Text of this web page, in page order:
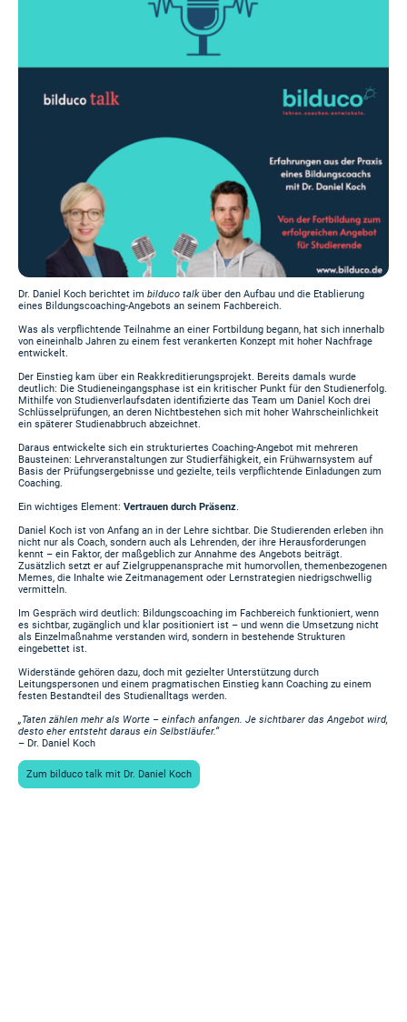
Dr. Daniel Koch berichtet im bilduco talküber den Aufbau und die Etablierung
eines Bildungscoaching-Angebots an seinem Fachbereich.
Was als verpflichtende Teilnahme an einer Fortbildung begann, hat sich innerhalb
von eineinhalb Jahren zu einem fest verankerten Konzept mit hoher Nachfrage
entwickelt.
Der Einstieg kam über ein Reakkreditierungsprojekt. Bereits damals wurde
deutlich: Die Studieneingangsphase ist ein kritischer Punkt für den Studienerfolg.
Mithilfe von Studienverlaufsdaten identifizierte das Team um Daniel Koch drei
Schlüsselprüfungen, an deren Nichtbestehen sich mit hoher Wahrscheinlichkeit
ein späterer Studienabbruch abzeichnet.
Daraus entwickelte sich ein strukturiertes Coaching-Angebot mit mehreren
Bausteinen: Lehrveranstaltungen zur Studierfähigkeit, ein Frühwarnsystem auf
Basis der Prüfungsergebnisse und gezielte, teils verpflichtende Einladungen zum
Coaching.
Ein wichtiges Element: Vertrauen durch Präsenz.
Daniel Koch ist von Anfang an in der Lehre sichtbar. Die Studierenden erleben ihn
nicht nur als Coach, sondern auch als Lehrenden, der ihre Herausforderungen
kennt – ein Faktor, der maßgeblich zur Annahme des Angebots beiträgt.
Zusätzlich setzt er auf Zielgruppenansprache mit humorvollen, themenbezogenen
Memes, die Inhalte wie Zeitmanagement oder Lernstrategien niedrigschwellig
vermitteln.
Im Gespräch wird deutlich: Bildungscoaching im Fachbereich funktioniert, wenn
es sichtbar, zugänglich und klar positioniert ist – und wenn die Umsetzung nicht
als Einzelmaßnahme verstanden wird, sondern in bestehende Strukturen
eingebettet ist.
Widerstände gehören dazu, doch mit gezielter Unterstützung durch
Leitungspersonen und einem pragmatischen Einstieg kann Coaching zu einem
festen Bestandteil des Studienalltags werden.
„Taten zählen mehr als Worte – einfach anfangen. Je sichtbarer das Angebot wird,
desto eher entsteht daraus ein Selbstläufer.“
– Dr. Daniel Koch
Zum bilduco talk mit Dr. Daniel Koch